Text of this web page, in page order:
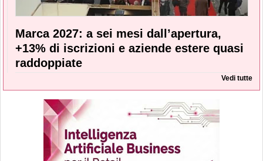
Marca 2027: a sei mesi dall’apertura,
+13% di iscrizioni e aziende estere quasi
raddoppiate
Vedi tutte